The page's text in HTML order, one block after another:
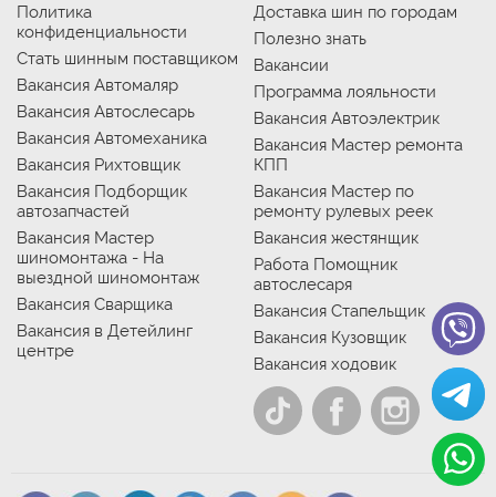
Политика
конфиденциальности
Стать шинным поставщиком
Вакансия Автомаляр
Вакансия Автослесарь
Вакансия Автомеханика
Вакансия Рихтовщик
Вакансия Подборщик
автозапчастей
Вакансия Мастер
шиномонтажа - На
выездной шиномонтаж
Вакансия Сварщика
Вакансия в Детейлинг
центре
Доставка шин по городам
Полезно знать
Вакансии
Программа лояльности
Вакансия Автоэлектрик
Вакансия Мастер ремонта
КПП
Вакансия Мастер по
ремонту рулевых реек
Вакансия жестянщик
Работа Помощник
автослесаря
Вакансия Стапельщик
Вакансия Кузовщик
Вакансия ходовик